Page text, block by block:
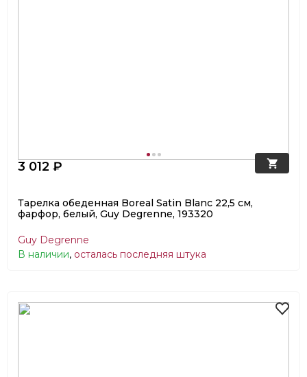
3 012 ₽
Тарелка обеденная Boreal Satin Blanc 22,5 см,
фарфор, белый, Guy Degrenne, 193320
Guy Degrenne
В наличии, осталась последняя штука